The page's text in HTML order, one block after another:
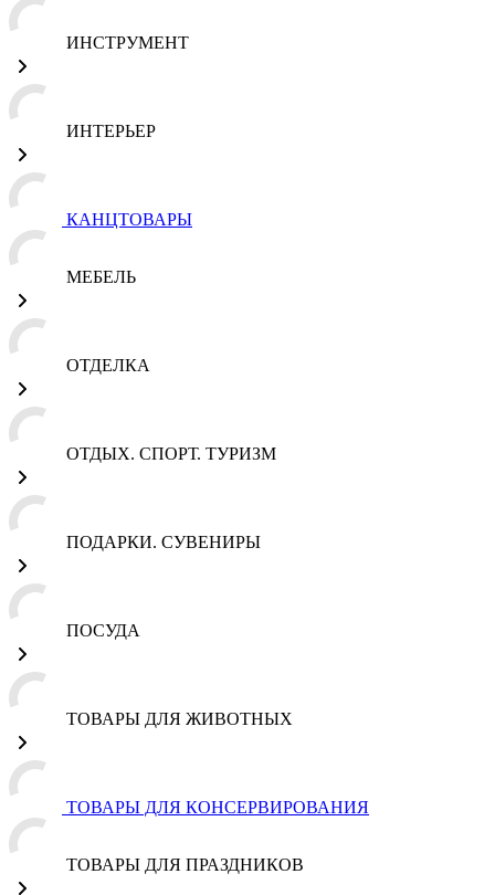
ИНСТРУМЕНТ
ИНТЕРЬЕР
КАНЦТОВАРЫ
МЕБЕЛЬ
ОТДЕЛКА
ОТДЫХ. СПОРТ. ТУРИЗМ
ПОДАРКИ. СУВЕНИРЫ
ПОСУДА
ТОВАРЫ ДЛЯ ЖИВОТНЫХ
ТОВАРЫ ДЛЯ КОНСЕРВИРОВАНИЯ
ТОВАРЫ ДЛЯ ПРАЗДНИКОВ